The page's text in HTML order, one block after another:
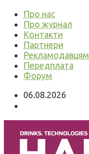
Про нас
Про журнал
Контакти
Партнери
Рекламодавцям
Передплата
Форум
06.08.2026